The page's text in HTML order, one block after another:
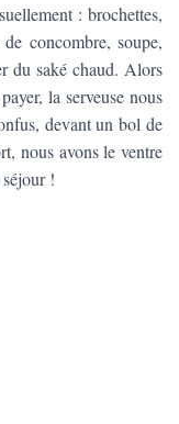
: brochettes,
concombre, soupe,
du saké chaud. Alors
la serveuse nous
devant un bol de
nous avons le ventre
!